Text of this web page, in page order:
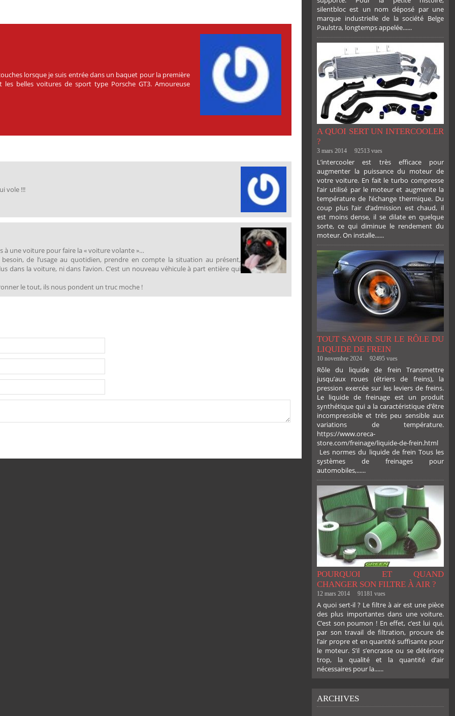
lorsque je suis entrée dans un baquet pour la première
belles voitures de sport type Porsche GT3. Amoureuse
vole !!!
à une voiture pour faire la « voiture volante »…
de l’usage au quotidien, prendre en compte la situation au présent,
dans la voiture, ni dans l’avion. C’est un nouveau véhicule à part entière qui
le tout, ils nous pondent un truc moche !
silentbloc est un nom déposé par une
marque industrielle de la société Belge
Paulstra, longtemps appelée......
A QUOI SERT UN INTERCOOLER
?
3 mars 2014 92513 vues
L’intercooler est très efficace pour
augmenter la puissance du moteur de
votre voiture. En fait le turbo compresse
l’air utilisé par le moteur et augmente la
température de l’échange thermique. Du
coup plus l’air d’admission est chaud, il
est moins dense, il se dilate en quelque
sorte, ce qui diminue le rendement du
moteur. On installe......
TOUT SAVOIR SUR LE RÔLE DU
LIQUIDE DE FREIN
10 novembre 2024 92495 vues
Rôle du liquide de frein Transmettre
jusqu’aux roues (étriers de freins), la
pression exercée sur les leviers de freins.
Le liquide de freinage est un produit
synthétique qui a la caractéristique d’être
incompressible et très peu sensible aux
variations de température.
https://www.oreca-
store.com/freinage/liquide-de-frein.html
Les normes du liquide de frein Tous les
systèmes de freinages pour
automobiles,......
POURQUOI ET QUAND
CHANGER SON FILTRE À AIR ?
12 mars 2014 91181 vues
A quoi sert-il ? Le filtre à air est une pièce
des plus importantes dans une voiture.
C’est son poumon ! En effet, c’est lui qui,
par son travail de filtration, procure de
l’air propre et en quantité suffisante pour
le moteur. S’il s’encrasse ou se détériore
trop, la qualité et la quantité d’air
nécessaires pour la......
ARCHIVES